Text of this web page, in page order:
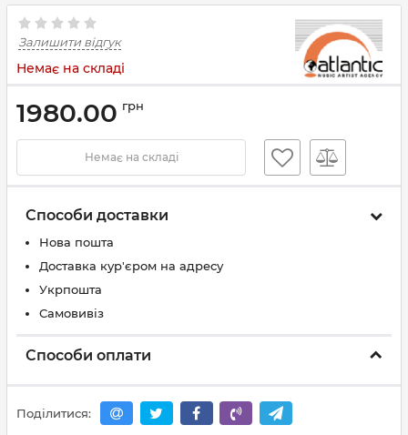
Залишити відгук
Немає на складі
1980.00 грн
Немає на складі
Способи доставки
Нова пошта
Доставка кур'єром на адресу
Укрпошта
Самовивіз
Способи оплати
Поділитися: